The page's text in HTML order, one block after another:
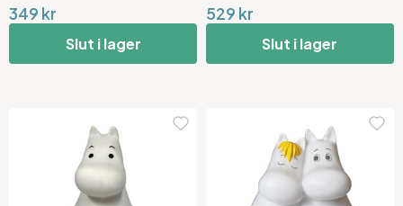
349 kr
Slut i lager
529 kr
Slut i lager